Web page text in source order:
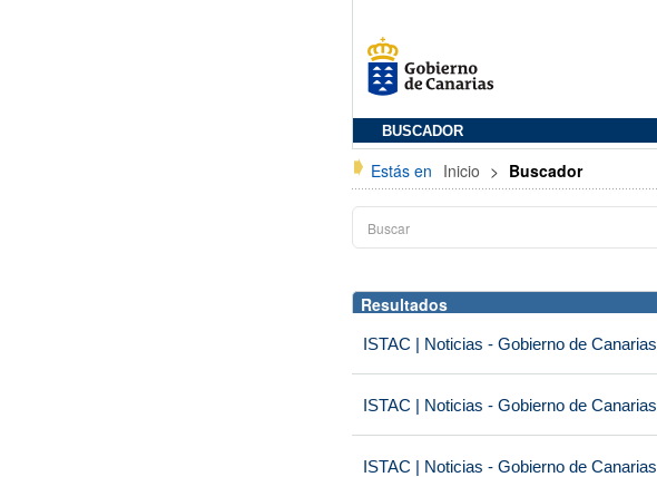
BUSCADOR
Estás en Inicio > Buscador
Resultados
ISTAC | Noticias - Gobierno de Canarias
ISTAC | Noticias - Gobierno de Canarias
ISTAC | Noticias - Gobierno de Canarias